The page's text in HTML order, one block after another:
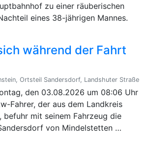
zu einer räuberischen
eines 38-jährigen Mannes.
während der Fahrt
Ortsteil Sandersdorf, Landshuter Straße
den 03.08.2026 um 08:06 Uhr
Fahrer, der aus dem Landkreis
befuhr mit seinem Fahrzeug die
von Mindelstetten …